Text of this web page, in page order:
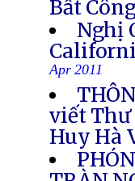
Bất
Nghị
Apr 2011
viết Thư
Huy Hà